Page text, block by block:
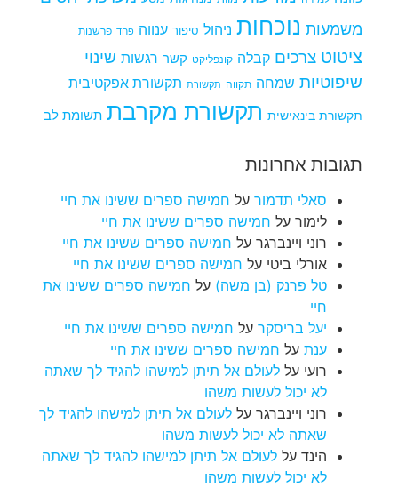
משמעות נוכחות ניהול סיפור ענווה פחד פרשנות
ציטוט צרכים קבלה קונפליקט קשר רגשות שינוי
שיפוטיות שמחה תקווה תקשורת תקשורת אפקטיבית
תקשורת בינאישית תקשורת מקרבת תשומת לב
תגובות אחרונות
סאלי תדמור על חמישה ספרים ששינו את חיי
לימור על חמישה ספרים ששינו את חיי
רוני ויינברגר על חמישה ספרים ששינו את חיי
אורלי ביטי על חמישה ספרים ששינו את חיי
טל פרנק (בן משה) על חמישה ספרים ששינו את
חיי
יעל בריסקר על חמישה ספרים ששינו את חיי
ענת על חמישה ספרים ששינו את חיי
רועי על לעולם אל תיתן למישהו להגיד לך שאתה
לא יכול לעשות משהו
רוני ויינברגר על לעולם אל תיתן למישהו להגיד לך
שאתה לא יכול לעשות משהו
הינד על לעולם אל תיתן למישהו להגיד לך שאתה
לא יכול לעשות משהו